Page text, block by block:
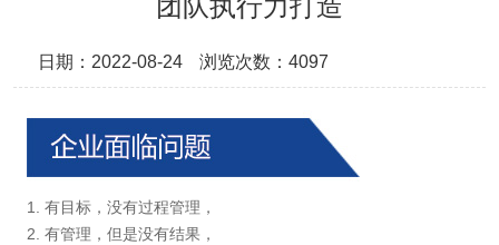
团队执行力打造
日期：2022-08-24 浏览次数：4097
1. 有目标，没有过程管理，
2. 有管理，但是没有结果，